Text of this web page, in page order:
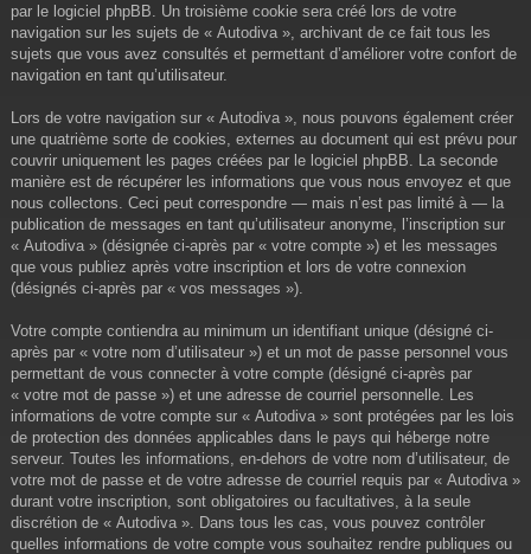
par le logiciel phpBB. Un troisième cookie sera créé lors de votre
navigation sur les sujets de « Autodiva », archivant de ce fait tous les
sujets que vous avez consultés et permettant d’améliorer votre confort de
navigation en tant qu’utilisateur.
Lors de votre navigation sur « Autodiva », nous pouvons également créer
une quatrième sorte de cookies, externes au document qui est prévu pour
couvrir uniquement les pages créées par le logiciel phpBB. La seconde
manière est de récupérer les informations que vous nous envoyez et que
nous collectons. Ceci peut correspondre — mais n’est pas limité à — la
publication de messages en tant qu’utilisateur anonyme, l’inscription sur
« Autodiva » (désignée ci-après par « votre compte ») et les messages
que vous publiez après votre inscription et lors de votre connexion
(désignés ci-après par « vos messages »).
Votre compte contiendra au minimum un identifiant unique (désigné ci-
après par « votre nom d’utilisateur ») et un mot de passe personnel vous
permettant de vous connecter à votre compte (désigné ci-après par
« votre mot de passe ») et une adresse de courriel personnelle. Les
informations de votre compte sur « Autodiva » sont protégées par les lois
de protection des données applicables dans le pays qui héberge notre
serveur. Toutes les informations, en-dehors de votre nom d’utilisateur, de
votre mot de passe et de votre adresse de courriel requis par « Autodiva »
durant votre inscription, sont obligatoires ou facultatives, à la seule
discrétion de « Autodiva ». Dans tous les cas, vous pouvez contrôler
quelles informations de votre compte vous souhaitez rendre publiques ou